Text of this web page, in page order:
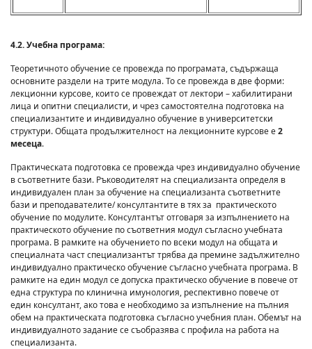
4.2. Учебна програма:
Теоретичното обучение се провежда по програмата, съдържаща
основните раздели на трите модула. То се провежда в две форми:
лекционни курсове, които се провеждат от лектори – хабилитирани
лица и опитни специалисти, и чрез самостоятелна подготовка на
специализантите и индивидуално обучение в университетски
структури. Общата продължителност на лекционните курсове е2
месеца.
Практическата подготовка се провежда чрез индивидуално обучение
в съответните бази. Ръководителят на специализанта определя в
индивидуален план за обучение на специализанта съответните
бази и преподавателите/ консултантите в тях за практическото
обучение по модулите. Консултантът отговаря за изпълнението на
практическото обучение по съответния модул съгласно учебната
програма. В рамките на обучението по всеки модул на общата и
специалната част специализантът трябва да премине задължително
индивидуално практическо обучение съгласно учебната програма. В
рамките на един модул се допуска практическо обучение в повече от
една структура по клинична имунология, респективно повече от
един консултант, ако това е необходимо за изпълнение на пълния
обем на практическата подготовка съгласно учебния план. Обемът на
индивидуалното задание се съобразява с профила на работа на
специализанта.